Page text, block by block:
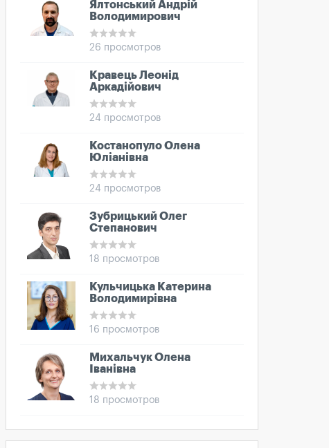
Ялтонський Андрій
Володимирович
26 просмотров
Кравець Леонід
Аркадійович
24 просмотров
Костанопуло Олена
Юліанівна
24 просмотров
Зубрицький Олег
Степанович
18 просмотров
Кульчицька Катерина
Володимирівна
16 просмотров
Михальчук Олена
Іванівна
18 просмотров